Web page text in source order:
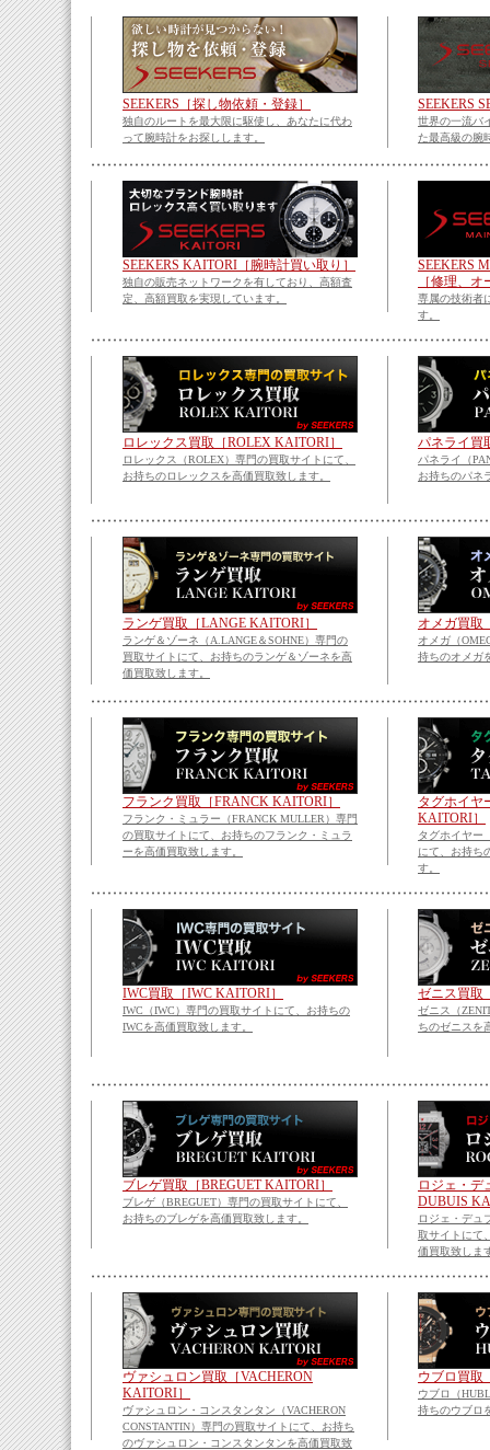
SEEKERS［探し物依頼・登録］
独自のルートを最大限に駆使し、あなたに代わ
って腕時計をお探しします。
SEEKERS
世界の一流バ
た最高級の腕
SEEKERS KAITORI［腕時計買い取り］
独自の販売ネットワークを有しており、高額査
定、高額買取を実現しています。
SEEKERS
［修理、
専属の技術者
す。
ロレックス買取［ROLEX KAITORI］
ロレックス（ROLEX）専門の買取サイトにて、
お持ちのロレックスを高価買取致します。
パネライ買
パネライ（
お持ちのパネ
ランゲ買取［LANGE KAITORI］
ランゲ＆ゾーネ（A.LANGE＆SOHNE）専門の
買取サイトにて、お持ちのランゲ＆ゾーネを高
価買取致します。
オメガ買取
オメガ（
持ちのオメガ
フランク買取［FRANCK KAITORI］
フランク・ミュラー（FRANCK MULLER）専門
の買取サイトにて、お持ちのフランク・ミュラ
ーを高価買取致します。
タグホイヤ
KAITORI］
タグホイヤー
にて、お持ち
す。
IWC買取［IWC KAITORI］
IWC（IWC）専門の買取サイトにて、お持ちの
IWCを高価買取致します。
ゼニス買取
ゼニス（
ちのゼニスを
ブレゲ買取［BREGUET KAITORI］
ブレゲ（BREGUET）専門の買取サイトにて、
お持ちのブレゲを高価買取致します。
ロジェ・デ
DUBUIS
ロジェ・デュ
取サイトにて
価買取致しま
ヴァシュロン買取［VACHERON
KAITORI］
ヴァシュロン・コンスタンタン（VACHERON
CONSTANTIN）専門の買取サイトにて、お持ち
のヴァシュロン・コンスタンタンを高価買取致
ウブロ買取
ウブロ（
持ちのウブロ